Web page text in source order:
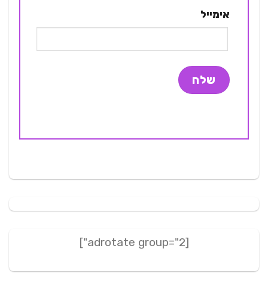
אימייל